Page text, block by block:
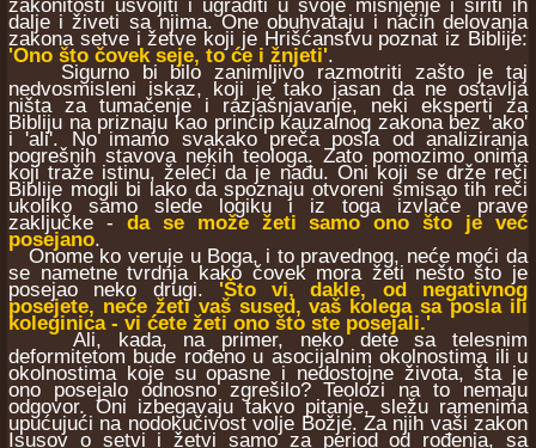
zakonitosti usvojiti i ugraditi u svoje mišnjenje i širiti ih
dalje i živeti sa njima. One obuhvataju i način delovanja
zakona setve i žetve koji je Hrišćanstvu poznat iz Biblije:
'Ono što čovek seje, to će i žnjeti'.
Sigurno bi bilo zanimljivo razmotriti zašto je taj
nedvosmisleni iskaz, koji je tako jasan da ne ostavlja
ništa za tumačenje i razjašnjavanje, neki eksperti za
Bibliju na priznaju kao princip kauzalnog zakona bez 'ako'
i 'ali'. No imamo svakako preča posla od analiziranja
pogrešnih stavova nekih teologa. Zato pomozimo onima
koji traže istinu, želeći da je nađu. Oni koji se drže reči
Biblije mogli bi lako da spoznaju otvoreni smisao tih reči
ukoliko samo slede logiku i iz toga izvlače prave
zaključke - da se može žeti samo ono što je već
posejano.
Onome ko veruje u Boga, i to pravednog, neće moći da
se nametne tvrdnja kako čovek mora žeti nešto što je
posejao neko drugi. 'Što vi, dakle, od negativnog
posejete, neće žeti vaš sused, vaš kolega sa posla ili
koleginica - vi ćete žeti ono što ste posejali.'
Ali, kada, na primer, neko dete sa telesnim
deformitetom bude rođeno u asocijalnim okolnostima ili u
okolnostima koje su opasne i nedostojne života, šta je
ono posejalo odnosno zgrešilo? Teolozi na to nemaju
odgovor. Oni izbegavaju takvo pitanje, sležu ramenima
upućujući na nodokučivost volje Božje. Za njih vaši zakon
Isusov o setvi i žetvi samo za period od rođenja, sa